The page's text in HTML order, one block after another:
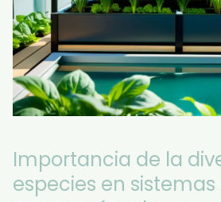
Importancia de la
especies en sistemas